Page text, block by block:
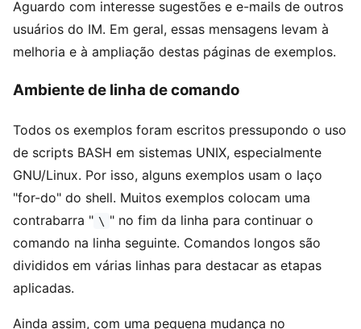
Aguardo com interesse sugestões e e-mails de outros
usuários do IM. Em geral, essas mensagens levam à
melhoria e à ampliação destas páginas de exemplos.
Ambiente de linha de comando
Todos os exemplos foram escritos pressupondo o uso
de scripts BASH em sistemas UNIX, especialmente
GNU/Linux. Por isso, alguns exemplos usam o laço
"for-do" do shell. Muitos exemplos colocam uma
contrabarra " \ " no fim da linha para continuar o
comando na linha seguinte. Comandos longos são
divididos em várias linhas para destacar as etapas
aplicadas.
Ainda assim, com uma pequena mudança no